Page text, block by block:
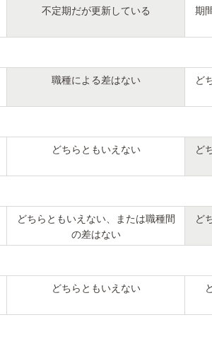
不定期だが更新している 期
職種による差はない
ど
どちらともいえない
ど
どちらともいえない、または職種間
の差はない
ど
どちらともいえない